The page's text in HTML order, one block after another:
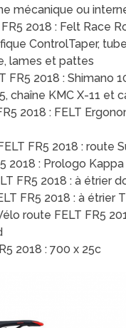
mécanique ou
2018 : Felt Race
ControlTaper,
lames et pattes
2018 : Shimano
chaîne KMC X-11 et
2018 : FELT
FR5 2018 : route
2018 : Prologo Kappa
FR5 2018 : à étrier
FR5 2018 : à étrier
route FELT FR5
2018 : 700 x 25c